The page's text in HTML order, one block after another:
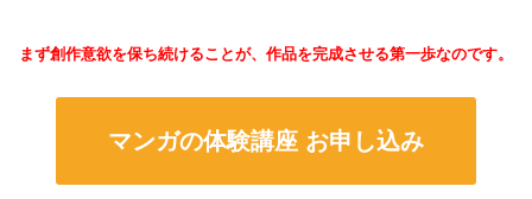
まず創作意欲を保ち続けることが、作品を完成させる第一歩なのです。
マンガの体験講座 お申し込み